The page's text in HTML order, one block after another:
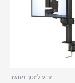
זרוע למסך מחשב